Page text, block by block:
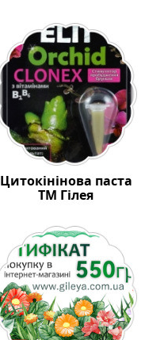
Цитокінінова паста
ТМ Гілея